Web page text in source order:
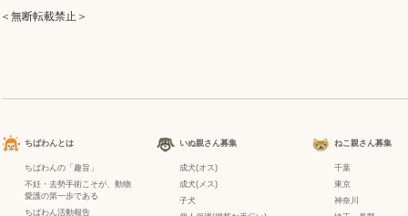
＜無断転載禁止＞
ちばわんとは
ちばわんの「趣旨」
不妊・去勢手術こそが、動物
愛護の第一歩である
ちばわん活動報告
いぬ親さん募集
成犬(オス)
成犬(メス)
子犬
ねこ親さん募集
千葉
東京
神奈川